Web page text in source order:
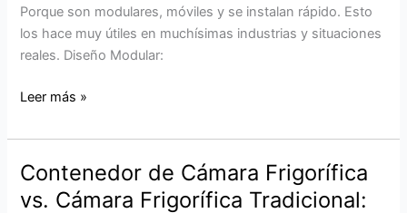
Porque son modulares, móviles y se instalan rápido. Esto
los hace muy útiles en muchísimas industrias y situaciones
reales. Diseño Modular:
Leer más »
Contenedor de Cámara Frigorífica
vs. Cámara Frigorífica Tradicional:
Contenedor